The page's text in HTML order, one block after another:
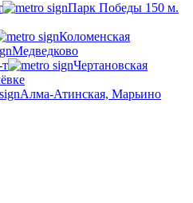
Парк Победы 150 м.
Коломенская
Медведково
Чертановская
Алма-Атинская, Марьино